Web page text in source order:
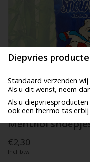
Diepvries
Standaard verzenden
Als u dit wenst, neem
Als u
ook een thermo tas erbij
Menthol
€2,30
Incl. btw